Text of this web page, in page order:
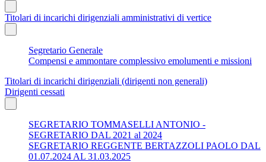
Titolari di incarichi dirigenziali amministrativi di vertice
Segretario Generale
Compensi e ammontare complessivo emolumenti e missioni
Titolari di incarichi dirigenziali (dirigenti non generali)
Dirigenti cessati
SEGRETARIO TOMMASELLI ANTONIO -
SEGRETARIO DAL 2021 al 2024
SEGRETARIO REGGENTE BERTAZZOLI PAOLO DAL
01.07.2024 AL 31.03.2025